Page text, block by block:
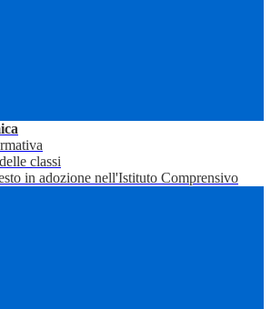
classi
in adozione nell'Istituto Comprensivo